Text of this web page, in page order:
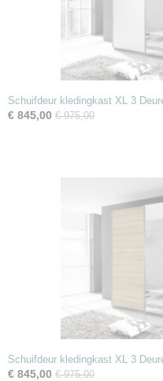
Schuifdeur kledingkast XL 3
€ 845,00 € 975,00
Schuifdeur kledingkast XL 3
€ 845,00 € 975,00